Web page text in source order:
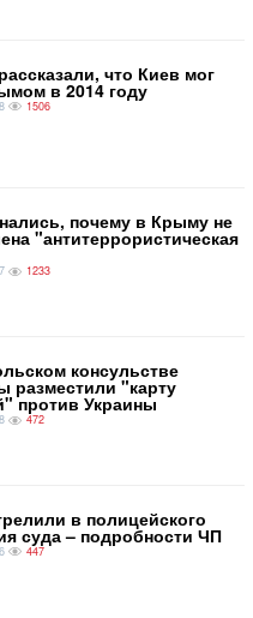
что Киев мог
в 2014 году
1506
почему в Крыму не
"антитеррористическая
1233
консульстве
разместили "карту
против Украины
472
в полицейского
суда – подробности ЧП
447